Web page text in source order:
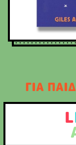
ΓΙΑ
L